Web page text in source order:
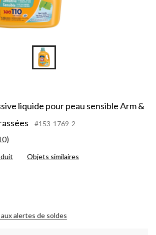
liquide pour peau sensible Arm &
#153-1769-2
Objets similaires
alertes de soldes